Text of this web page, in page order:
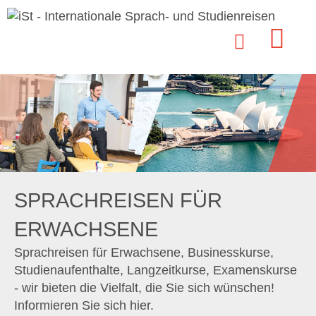
SPRACHREISEN FÜR
ERWACHSENE
Sprachreisen für Erwachsene, Businesskurse,
Studienaufenthalte, Langzeitkurse, Examenskurse
- wir bieten die Vielfalt, die Sie sich wünschen!
Informieren Sie sich hier.